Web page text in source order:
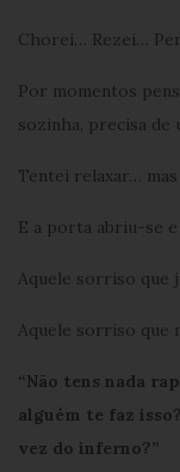
Chorei… Rezei…
Por momentos
sozinha, precisa de
Tentei relaxar…
E a porta abriu-se
Aquele sorriso que
Aquele sorriso que
“Não tens nada
alguém te faz
vez do inferno?”